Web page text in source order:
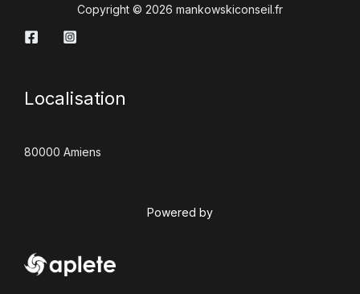
Copyright © 2026 mankowskiconseil.fr
Localisation
80000 Amiens
Powered by